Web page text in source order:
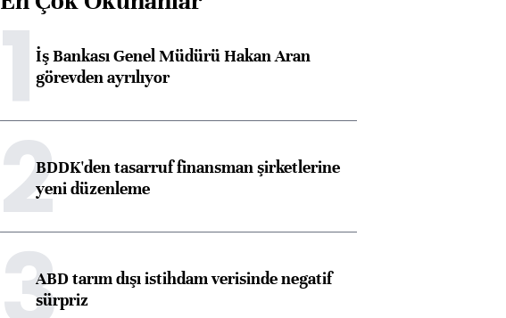
1İş Bankası Genel Müdürü Hakan Aran
görevden ayrılıyor
2BDDK'den tasarruf finansman şirketlerine
yeni düzenleme
3ABD tarım dışı istihdam verisinde negatif
sürpriz